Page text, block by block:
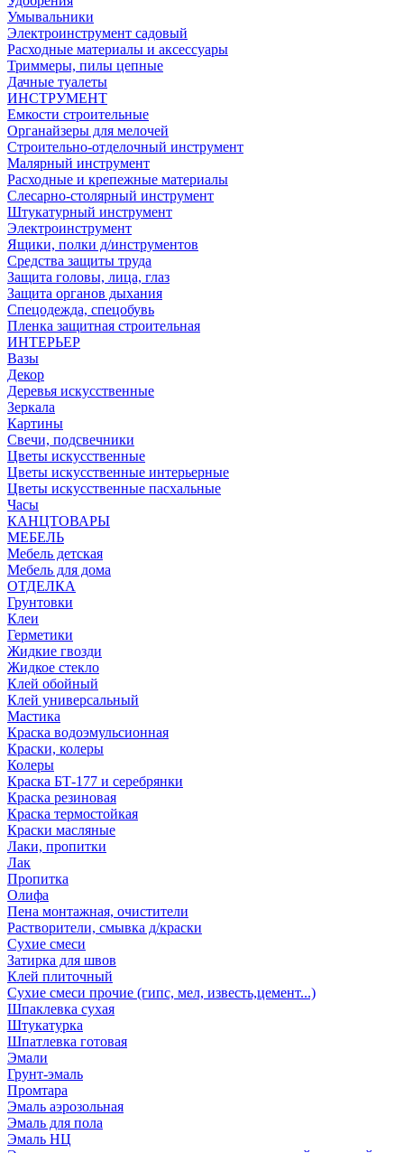
Умывальники
Электроинструмент садовый
Расходные материалы и аксессуары
Триммеры, пилы цепные
Дачные туалеты
ИНСТРУМЕНТ
Емкости строительные
Органайзеры для мелочей
Строительно-отделочный инструмент
Малярный инструмент
Расходные и крепежные материалы
Слесарно-столярный инструмент
Штукатурный инструмент
Электроинструмент
Ящики, полки д/инструментов
Средства защиты труда
Защита головы, лица, глаз
Защита органов дыхания
Спецодежда, спецобувь
Пленка защитная строительная
ИНТЕРЬЕР
Вазы
Декор
Деревья искусственные
Зеркала
Картины
Свечи, подсвечники
Цветы искусственные
Цветы искусственные интерьерные
Цветы искусственные пасхальные
Часы
КАНЦТОВАРЫ
МЕБЕЛЬ
Мебель детская
Мебель для дома
ОТДЕЛКА
Грунтовки
Клеи
Герметики
Жидкие гвозди
Жидкое стекло
Клей обойный
Клей универсальный
Мастика
Краска водоэмульсионная
Краски, колеры
Колеры
Краска БТ-177 и серебрянки
Краска резиновая
Краска термостойкая
Краски масляные
Лаки, пропитки
Лак
Пропитка
Олифа
Пена монтажная, очистители
Растворители, смывка д/краски
Сухие смеси
Затирка для швов
Клей плиточный
Сухие смеси прочие (гипс, мел, известь,цемент...)
Шпаклевка сухая
Штукатурка
Шпатлевка готовая
Эмали
Грунт-эмаль
Промтара
Эмаль аэрозольная
Эмаль для пола
Эмаль НЦ